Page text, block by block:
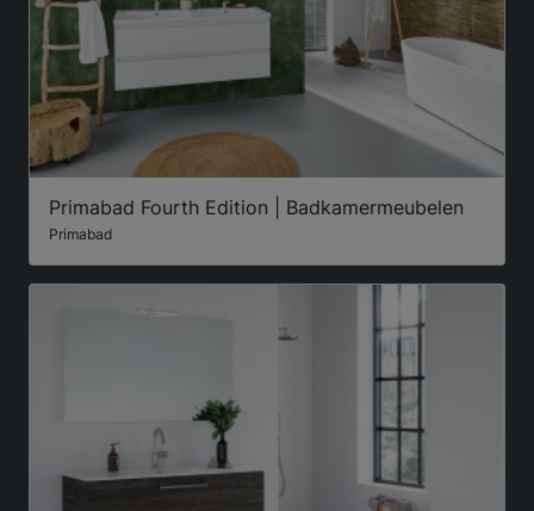
Primabad Fourth Edition | Badkamermeubelen
Primabad